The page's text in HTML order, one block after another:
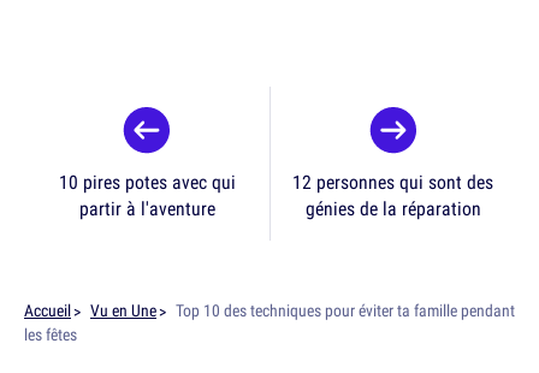
10 pires potes avec qui
partir à l'aventure
12 personnes qui sont des
génies de la réparation
Accueil Vu en Une
Top 10 des techniques pour éviter ta famille pendant
les fêtes